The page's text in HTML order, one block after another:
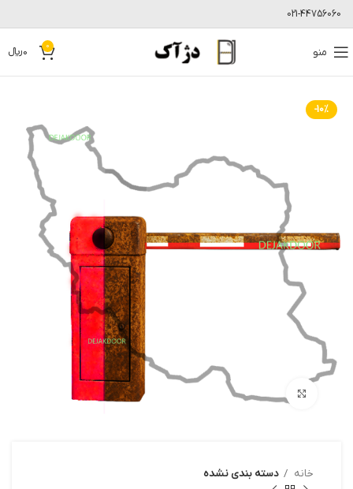
021-44756060
منو 0
0﷼
-10%
بزرگنمایی تصویر
خانه دسته بندی نشده